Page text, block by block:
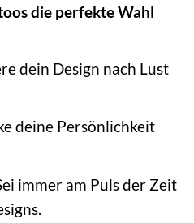
die perfekte Wahl
dein Design nach Lust
deine Persönlichkeit
immer am Puls der Zeit